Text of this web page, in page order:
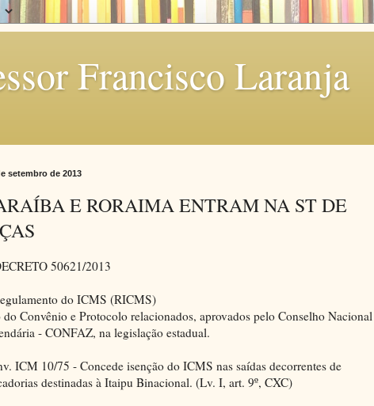
Francisco Laranja
setembro de 2013
E RORAIMA ENTRAM NA ST DE
50621/2013
do ICMS (RICMS)
Convênio e Protocolo relacionados, aprovados pelo Conselho Nacional
- CONFAZ, na legislação estadual.
ICM 10/75 - Concede isenção do ICMS nas saídas decorrentes de
destinadas à Itaipu Binacional. (Lv. I, art. 9º, CXC)